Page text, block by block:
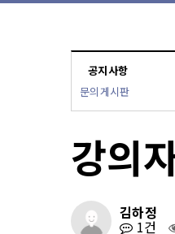
공지사항
문의게시판
강의
김하정
1건